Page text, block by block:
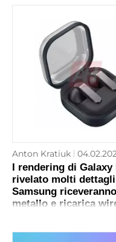
Anton Kratiuk
I rendering di Galaxy
rivelato molti
Samsung
metallo e ricarica